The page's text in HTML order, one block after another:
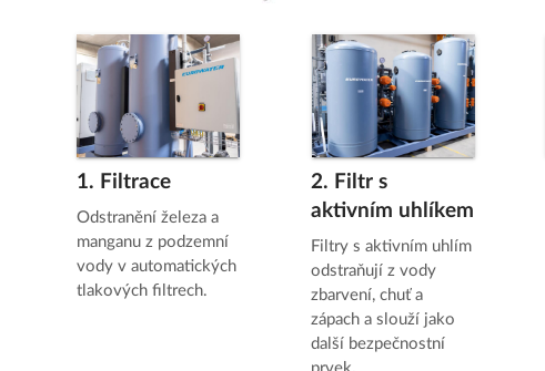
1. Filtrace
Odstranění železa a
manganu z podzemní
vody v automatických
tlakových filtrech.
2. Filtr s
aktivním uhlíkem
Filtry s aktivním uhlím
odstraňují z vody
zbarvení, chuť a
zápach a slouží jako
další bezpečnostní